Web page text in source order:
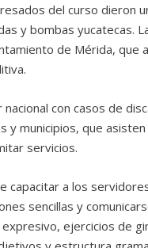
del curso dieron
y bombas yucatecas.
de Mérida, que
con casos de
municipios, que asisten
servicios.
capacitar a los
sencillas y
ejercicios de